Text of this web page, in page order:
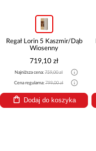
Regał Lorin 5 Kaszmir/Dąb
Wiosenny
719,10 zł
Najniższa cena: 759,00 zł
Cena regularna: 799,00 zł
Dodaj do koszyka